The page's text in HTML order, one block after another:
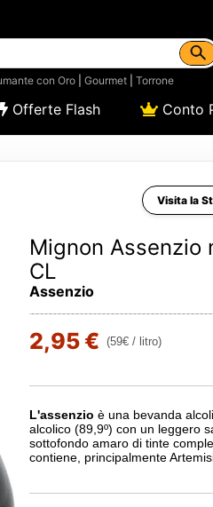
con Oro| Gourmet| Torrone
Offerte Flash Conto
Visita la
Mignon Assenzio
CL
Assenzio
2,95 € (59€ / litro)
L'assenzio è una bevanda
alcolico (89,9º) con un leggero
sottofondo amaro di tinte
contiene, principalmente